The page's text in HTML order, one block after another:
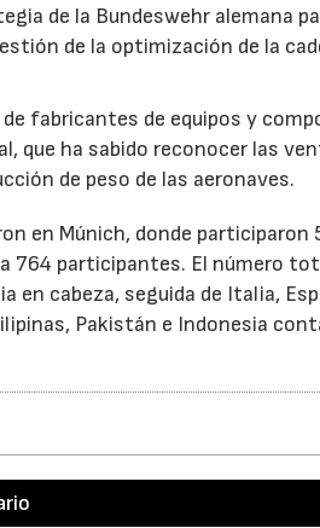
de la Bundeswehr alemana
de la optimización de la
fabricantes de equipos y
que ha sabido reconocer las
de peso de las aeronaves.
en Múnich, donde participaron
764 participantes. El número
cabeza, seguida de Italia,
Pakistán e Indonesia